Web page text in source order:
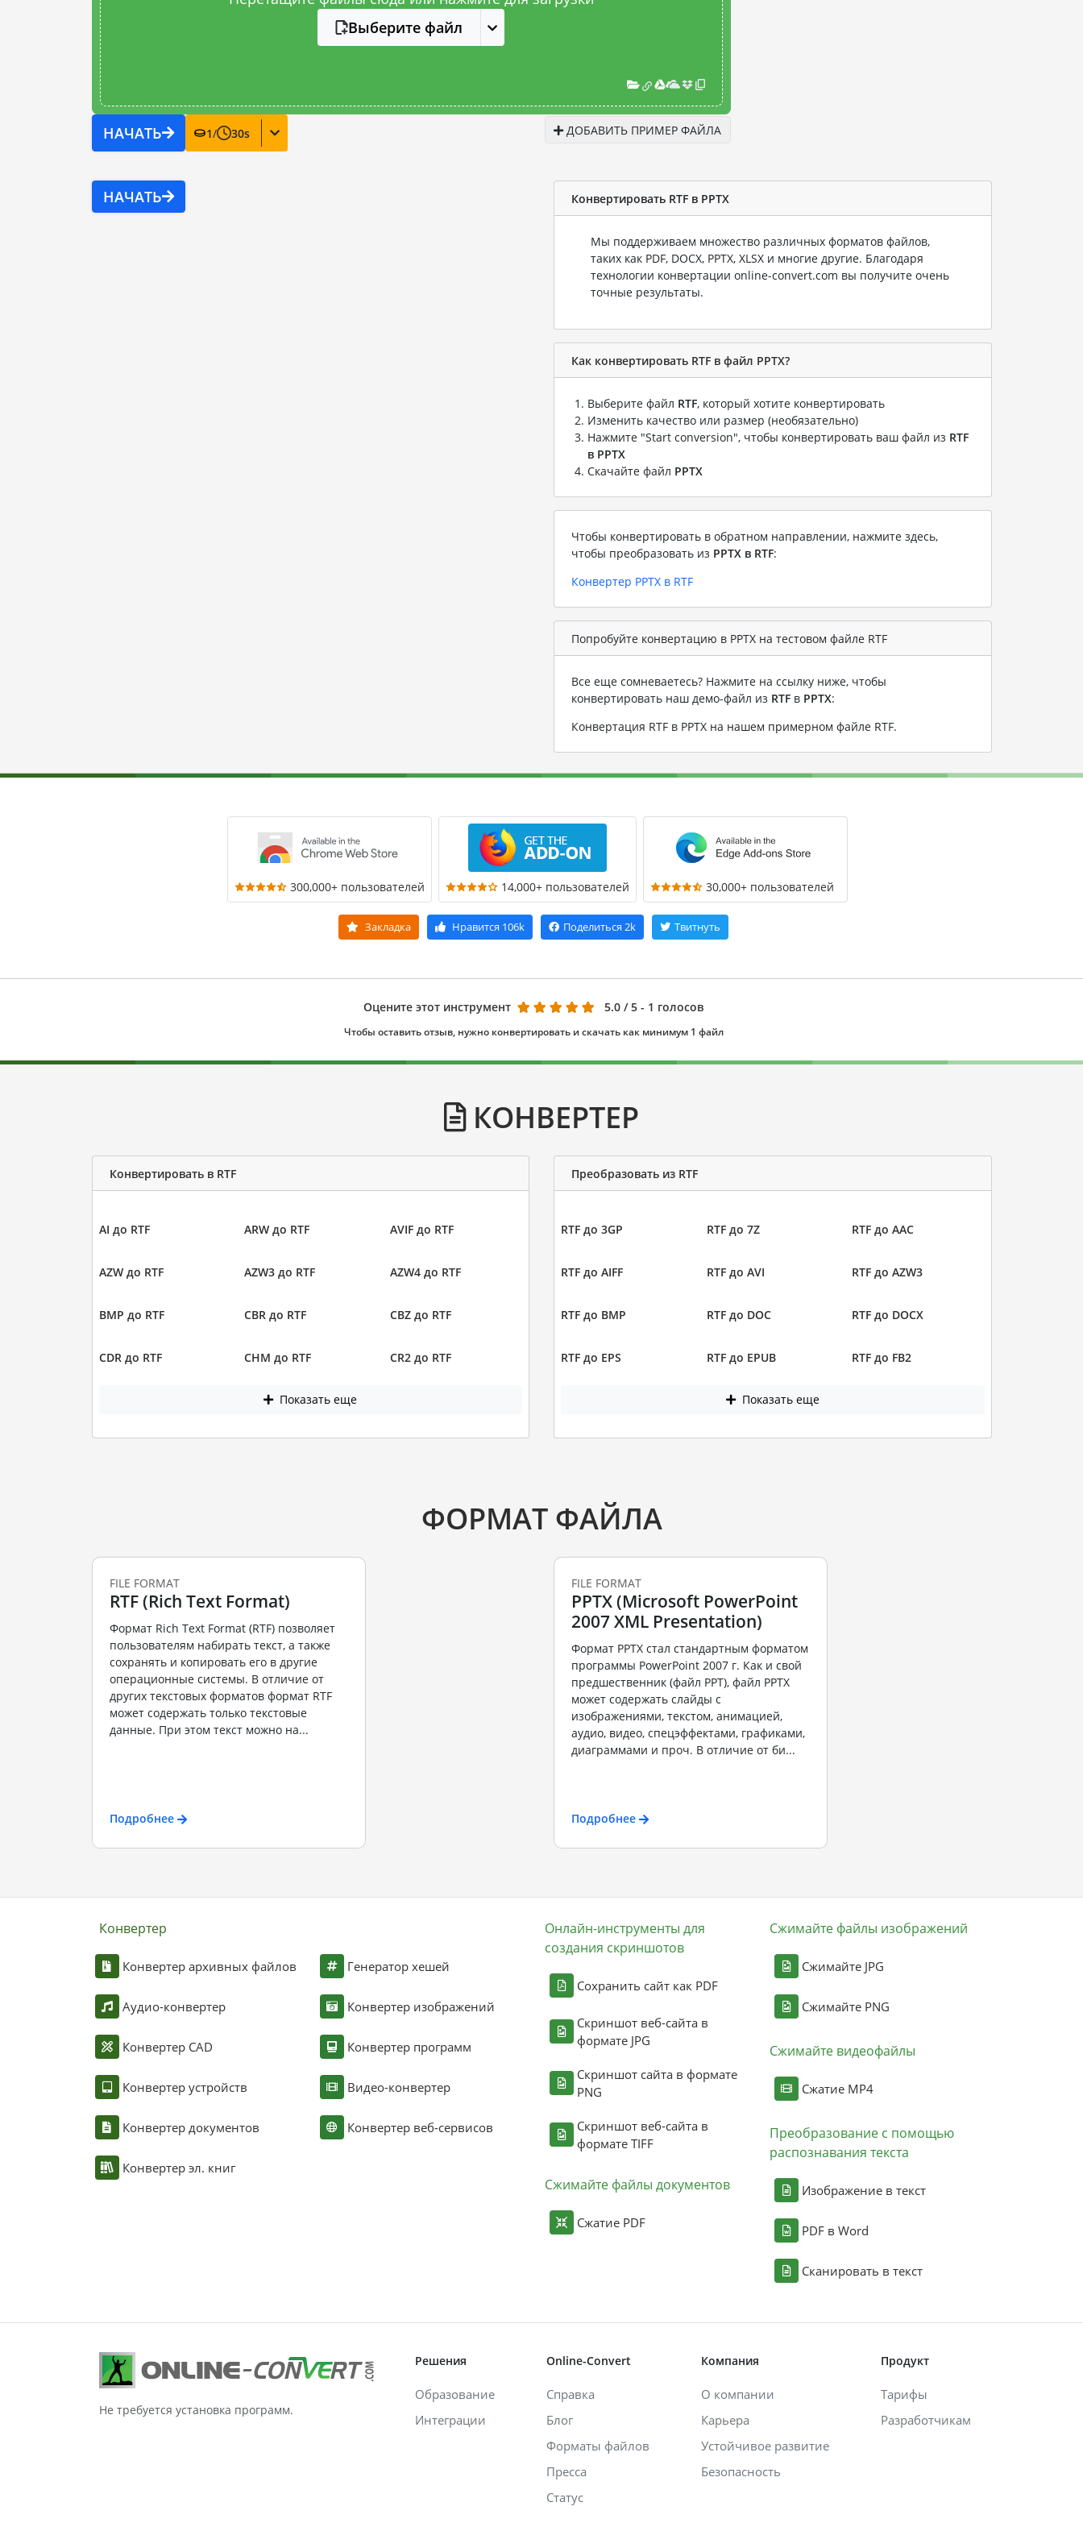
Выберите файл
НАЧАТЬ 1/ 30s ДОБАВИТЬ ПРИМЕР ФАЙЛА
НАЧАТЬ Конвертировать RTF в PPTX
Мы поддерживаем множество различных форматов файлов,
таких как PDF, DOCX, PPTX, XLSX и многие другие. Благодаря
технологии конвертации online-convert.com вы получите очень
точные результаты.
Как конвертировать RTF в файл PPTX?
Выберите файл RTF, который хотите конвертировать
Изменить качество или размер (необязательно)
Нажмите "Start conversion", чтобы конвертировать ваш файл из RTF
в PPTX
Скачайте файл PPTX
Чтобы конвертировать в обратном направлении, нажмите здесь,
чтобы преобразовать из PPTX в RTF:
Конвертер PPTX в RTF
Попробуйте конвертацию в PPTX на тестовом файле RTF
Все еще сомневаетесь? Нажмите на ссылку ниже, чтобы
конвертировать наш демо-файл из RTF в PPTX:
Конвертация RTF в PPTX на нашем примерном файле RTF.
300,000+ пользователей 14,000+ пользователей 30,000+ пользователей
Закладка Нравится 106k Поделиться 2k Твитнуть
Оцените этот инструмент 5.0 / 5 - 1 голосов
Чтобы оставить отзыв, нужно конвертировать и скачать как минимум 1 файл
КОНВЕРТЕР
Конвертировать в RTF
AI до RTF ARW до RTF AVIF до RTF
AZW до RTF AZW3 до RTF AZW4 до RTF
BMP до RTF CBR до RTF CBZ до RTF
CDR до RTF CHM до RTF CR2 до RTF
Показать еще
Преобразовать из RTF
RTF до 3GP RTF до 7Z RTF до AAC
RTF до AIFF RTF до AVI RTF до AZW3
RTF до BMP RTF до DOC RTF до DOCX
RTF до EPS RTF до EPUB RTF до FB2
Показать еще
ФОРМАТ ФАЙЛА
FILE FORMAT
RTF (Rich Text Format)
Формат Rich Text Format (RTF) позволяет
пользователям набирать текст, а также
сохранять и копировать его в другие
операционные системы. В отличие от
других текстовых форматов формат RTF
может содержать только текстовые
данные. При этом текст можно на...
Подробнее
FILE FORMAT
PPTX (Microsoft PowerPoint
2007 XML Presentation)
Формат PPTX стал стандартным форматом
программы PowerPoint 2007 г. Как и свой
предшественник (файл PPT), файл PPTX
может содержать слайды с
изображениями, текстом, анимацией,
аудио, видео, спецэффектами, графиками,
диаграммами и проч. В отличие от би...
Подробнее
Конвертер
Конвертер архивных файлов
Аудио-конвертер
Конвертер CAD
Конвертер устройств
Конвертер документов
Конвертер эл. книг
Генератор хешей
Конвертер изображений
Конвертер программ
Видео-конвертер
Конвертер веб-сервисов
Онлайн-инструменты для
создания скриншотов
Сохранить сайт как PDF
Скриншот веб-сайта в
формате JPG
Скриншот сайта в формате
PNG
Скриншот веб-сайта в
формате TIFF
Сжимайте файлы документов
Сжатие PDF
Сжимайте файлы изображений
Сжимайте JPG
Сжимайте PNG
Сжимайте видеофайлы
Сжатие MP4
Преобразование с помощью
распознавания текста
Изображение в текст
PDF в Word
Сканировать в текст
Не требуется установка программ.
Решения
Образование
Интеграции
Online-Convert
Справка
Блог
Форматы файлов
Пресса
Статус
Компания
О компании
Карьера
Устойчивое развитие
Безопасность
Продукт
Тарифы
Разработчикам